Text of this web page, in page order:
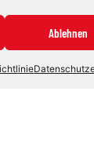
Ablehnen
die
bietet sich